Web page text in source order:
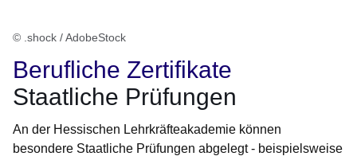
© .shock / AdobeStock
Berufliche Zertifikate
Staatliche Prüfungen
An der Hessischen Lehrkräfteakademie können
besondere Staatliche Prüfungen abgelegt - beispielsweise